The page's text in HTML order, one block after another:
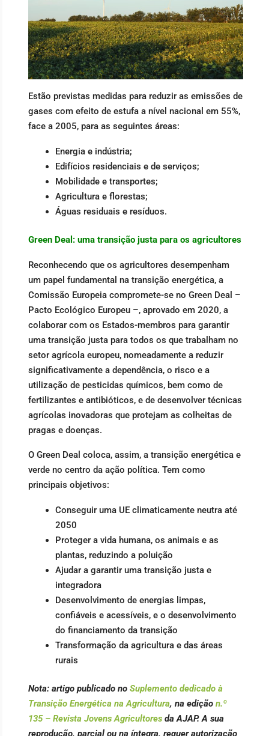
Estão previstas medidas para reduzir as emissões de
gases com efeito de estufa a nível nacional em 55%,
face a 2005, para as seguintes áreas:
Energia e indústria;
Edifícios residenciais e de serviços;
Mobilidade e transportes;
Agricultura e florestas;
Águas residuais e resíduos.
Green Deal: uma transição justa para os agricultores
Reconhecendo que os agricultores desempenham
um papel fundamental na transição energética, a
Comissão Europeia compromete-se no Green Deal –
Pacto Ecológico Europeu –, aprovado em 2020, a
colaborar com os Estados-membros para garantir
uma transição justa para todos os que trabalham no
setor agrícola europeu, nomeadamente a reduzir
significativamente a dependência, o risco e a
utilização de pesticidas químicos, bem como de
fertilizantes e antibióticos, e de desenvolver técnicas
agrícolas inovadoras que protejam as colheitas de
pragas e doenças.
O Green Deal coloca, assim, a transição energética e
verde no centro da ação política. Tem como
principais objetivos:
Conseguir uma UE climaticamente neutra até
2050
Proteger a vida humana, os animais e as
plantas, reduzindo a poluição
Ajudar a garantir uma transição justa e
integradora
Desenvolvimento de energias limpas,
confiáveis e acessíveis, e o desenvolvimento
do financiamento da transição
Transformação da agricultura e das áreas
rurais
Nota: artigo publicado no Suplemento dedicado à
Transição Energética na Agricultura, na edição n.º
135 – Revista Jovens Agricultores da AJAP. A sua
reprodução, parcial ou na íntegra, requer autorização